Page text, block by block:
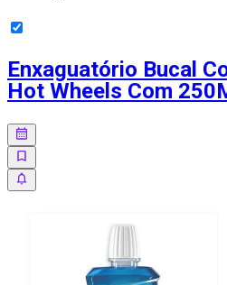
Enxaguatório Bucal
Hot Wheels Com